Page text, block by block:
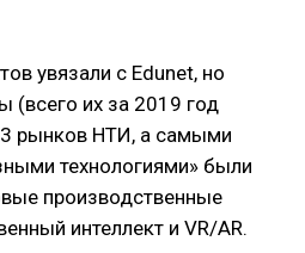
увязали с Edunet, но
(всего их за 2019 год
рынков НТИ, а самыми
технологиями» были
производственные
интеллект и VR/AR.